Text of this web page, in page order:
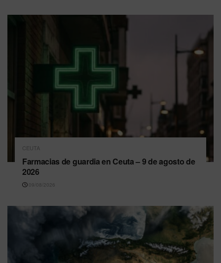
CEUTA
Farmacias de guardia en Ceuta – 9 de agosto de
2026
09/08/2026